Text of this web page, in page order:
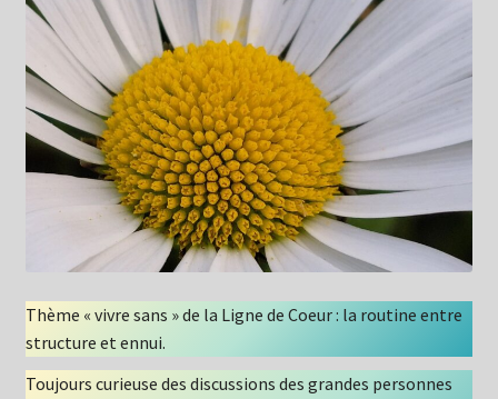
Mon Hexaperso 2026
Thème « vivre sans » de la Ligne de Coeur : la routine entre
structure et ennui.
Toujours curieuse des discussions des grandes personnes